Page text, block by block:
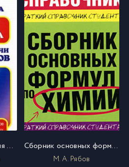
Речевая гимнастика для развития речи дошкольников Сборник основных формул по химии для вузов
М. А. Рябов